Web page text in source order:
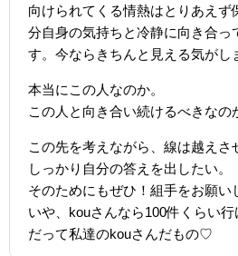
向けられてくる情熱はとりあえず
分自身の気持ちと冷静に向き合っ
す。今ならきちんと見える気がし
本当にこの人なのか。
この人と向き合い続けるべきなの
この先を考えながら、線は越えさ
しっかり自分の答えを出したい。
そのためにもぜひ！組手をお願い
いや、kouさんなら100件くらい
だって私達のkouさんだもの♡